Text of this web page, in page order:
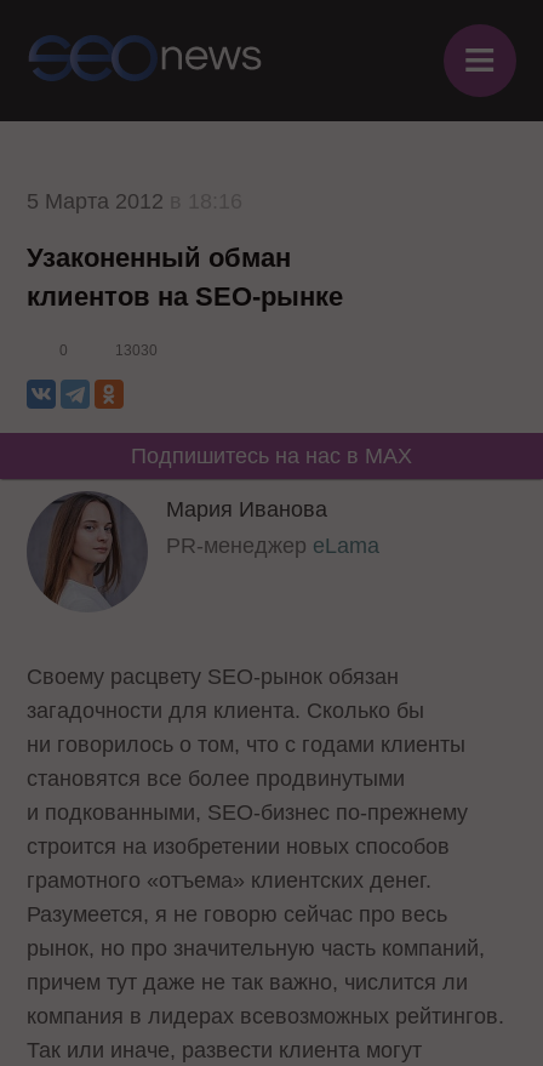
≡
5 Марта 2012
Узаконенный обман
клиентов на SEO-рынке
0 13030
Подпишитесь на нас в MAX
Мария Иванова
PR-менеджер eLama
Своему расцвету SEO-рынок обязан
загадочности для клиента. Сколько бы
ни говорилось о том, что с годами клиенты
становятся все более продвинутыми
и подкованными, SEO-бизнес по-прежнему
строится на изобретении новых способов
грамотного «отъема» клиентских денег.
Разумеется, я не говорю сейчас про весь
рынок, но про значительную часть компаний,
причем тут даже не так важно, числится ли
компания в лидерах всевозможных рейтингов.
Так или иначе, развести клиента могут